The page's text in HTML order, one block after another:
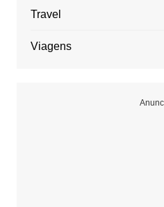
Travel
Viagens